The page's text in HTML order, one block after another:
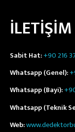
İLETİŞİM
Sabit Hat:+90 216
Whatsapp (Genel):
Whatsapp (Bayi):
Whatsapp (Teknik
Web: